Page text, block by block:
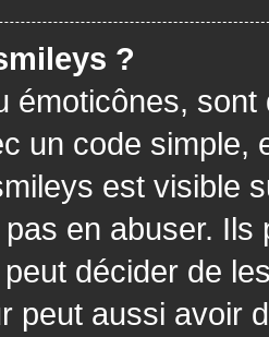
?
émoticônes,
un code simple,
est visible
en abuser.
décider de
peut aussi avoir